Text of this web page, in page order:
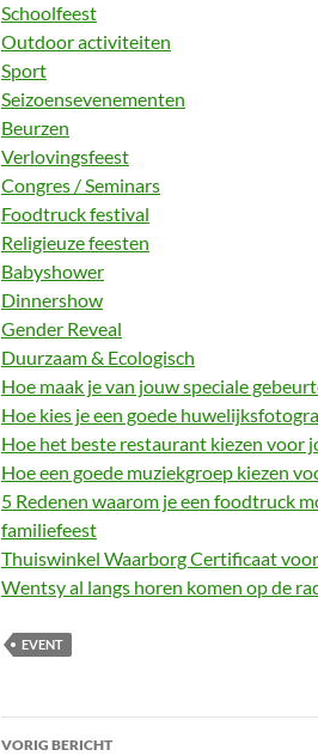
Schoolfeest
Outdoor activiteiten
Sport
Seizoensevenementen
Beurzen
Verlovingsfeest
Congres / Seminars
Foodtruck festival
Religieuze feesten
Babyshower
Dinnershow
Gender Reveal
Duurzaam & Ecologisch
Hoe maak je van jouw speciale
Hoe kies je een goede
Hoe het beste restaurant kiezen voor
Hoe een goede muziekgroep kiezen
5 Redenen waarom je een foodtruck
familiefeest
Thuiswinkel Waarborg Certificaat
Wentsy al langs horen komen op de
EVENT
Bericht
VORIG BERICHT